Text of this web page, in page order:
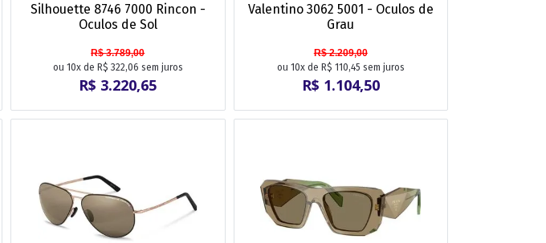
Silhouette 8746 7000 Rincon -
Oculos de Sol
R$ 3.789,00
ou 10x de R$ 322,06 sem juros
R$ 3.220,65
Valentino 3062 5001 - Oculos de
Grau
R$ 2.209,00
ou 10x de R$ 110,45 sem juros
R$ 1.104,50